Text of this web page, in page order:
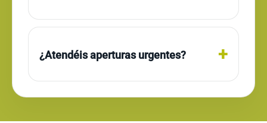
¿Atendéis aperturas urgentes?